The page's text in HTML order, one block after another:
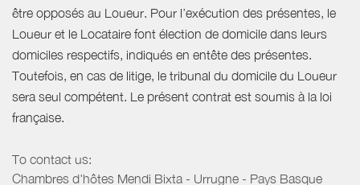
être opposés au Loueur. Pour l’exécution des présentes, le
Loueur et le Locataire font élection de domicile dans leurs
domiciles respectifs, indiqués en entête des présentes.
Toutefois, en cas de litige, le tribunal du domicile du Loueur
sera seul compétent. Le présent contrat est soumis à la loi
française.
To contact us:
Chambres d'hôtes Mendi Bixta - Urrugne - Pays Basque